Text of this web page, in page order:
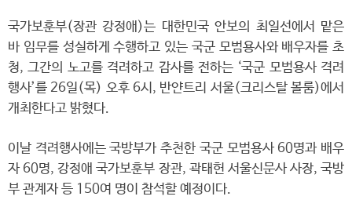
국가보훈부(장관 강정애)는 대한민국 안보의 최일선에서 맡은
바 임무를 성실하게 수행하고 있는 국군 모범용사와 배우자를 초
청, 그간의 노고를 격려하고 감사를 전하는 ‘국군 모범용사 격려
행사’를 26일(목) 오후 6시, 반얀트리 서울(크리스탈 볼룸)에서
개최한다고 밝혔다.
이날 격려행사에는 국방부가 추천한 국군 모범용사 60명과 배우
자 60명, 강정애 국가보훈부 장관, 곽태헌 서울신문사 사장, 국방
부 관계자 등 150여 명이 참석할 예정이다.